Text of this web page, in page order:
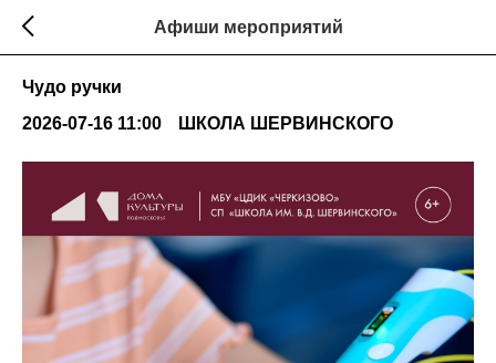
Афиши мероприятий
Чудо ручки
2026-07-16 11:00
ШКОЛА ШЕРВИНСКОГО